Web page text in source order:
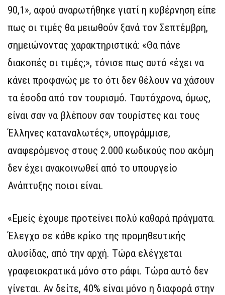
90,1», αφού αναρωτήθηκε γιατί η κυβέρνηση είπε
πως οι τιμές θα μειωθούν ξανά τον Σεπτέμβρη,
σημειώνοντας χαρακτηριστικά: «Θα πάνε
διακοπές οι τιμές;», τόνισε πως αυτό «έχει να
κάνει προφανώς με το ότι δεν θέλουν να χάσουν
τα έσοδα από τον τουρισμό. Ταυτόχρονα, όμως,
είναι σαν να βλέπουν σαν τουρίστες και τους
Έλληνες καταναλωτές», υπογράμμισε,
αναφερόμενος στους 2.000 κωδικούς που ακόμη
δεν έχει ανακοινωθεί από το υπουργείο
Ανάπτυξης ποιοι είναι.
«Εμείς έχουμε προτείνει πολύ καθαρά πράγματα.
Έλεγχο σε κάθε κρίκο της προμηθευτικής
αλυσίδας, από την αρχή. Τώρα ελέγχεται
γραφειοκρατικά μόνο στο ράφι. Τώρα αυτό δεν
γίνεται. Αν δείτε, 40% είναι μόνο η διαφορά στην